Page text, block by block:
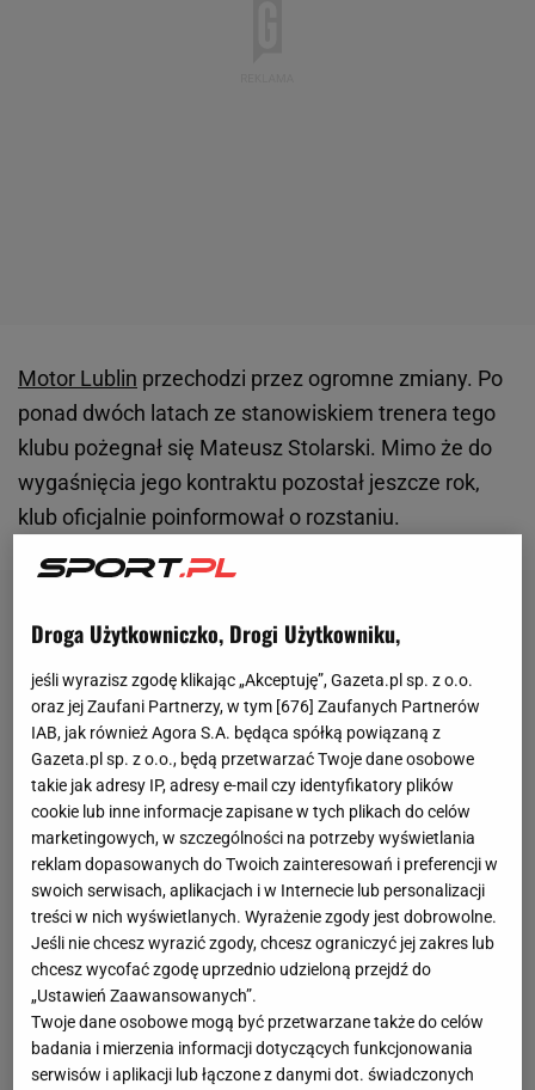
Motor Lublin przechodzi przez ogromne zmiany. Po
ponad dwóch latach ze stanowiskiem trenera tego
klubu pożegnał się Mateusz Stolarski. Mimo że do
wygaśnięcia jego kontraktu pozostał jeszcze rok,
klub oficjalnie poinformował o rozstaniu.
Droga Użytkowniczko, Drogi Użytkowniku,
jeśli wyrazisz zgodę klikając „Akceptuję”, Gazeta.pl sp. z o.o.
oraz jej Zaufani Partnerzy, w tym [676] Zaufanych Partnerów
IAB, jak również Agora S.A. będąca spółką powiązaną z
Gazeta.pl sp. z o.o., będą przetwarzać Twoje dane osobowe
takie jak adresy IP, adresy e-mail czy identyfikatory plików
cookie lub inne informacje zapisane w tych plikach do celów
marketingowych, w szczególności na potrzeby wyświetlania
reklam dopasowanych do Twoich zainteresowań i preferencji w
swoich serwisach, aplikacjach i w Internecie lub personalizacji
treści w nich wyświetlanych. Wyrażenie zgody jest dobrowolne.
Jeśli nie chcesz wyrazić zgody, chcesz ograniczyć jej zakres lub
chcesz wycofać zgodę uprzednio udzieloną przejdź do
„Ustawień Zaawansowanych”.
Twoje dane osobowe mogą być przetwarzane także do celów
badania i mierzenia informacji dotyczących funkcjonowania
serwisów i aplikacji lub łączone z danymi dot. świadczonych